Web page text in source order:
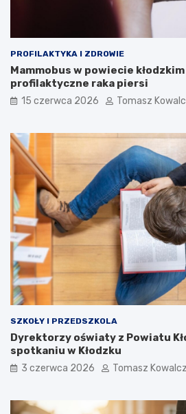
PROFILAKTYKA I ZDROWIE
Mammobus w powiecie
profilaktyczne raka piersi
15 czerwca 2026 Tomasz
SZKOŁY I PRZEDSZKOLA
Dyrektorzy oświaty z Powiatu
spotkaniu w Kłodzku
3 czerwca 2026 Tomasz